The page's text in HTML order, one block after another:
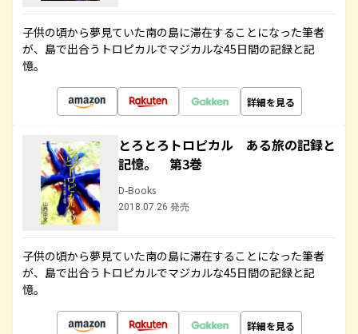
子供の頃から夢見ていた南の島に滞在することになった筆者
が、島で出合うトロピカルでマジカルな45日間の記録と記
憶。
詳細を見る
とろとろトロピカル ある旅の記録と
記憶。 第3巻
D-Books
2018.07.26 発売
子供の頃から夢見ていた南の島に滞在することになった筆者
が、島で出合うトロピカルでマジカルな45日間の記録と記
憶。
詳細を見る